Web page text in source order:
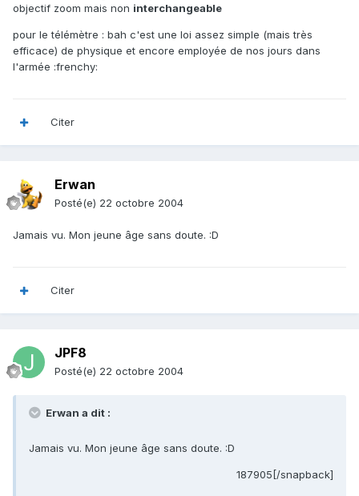
objectif zoom mais non interchangeable
pour le télémètre : bah c'est une loi assez simple (mais très
efficace) de physique et encore employée de nos jours dans
l'armée :frenchy:
Citer
Erwan
Posté(e) 22 octobre 2004
Jamais vu. Mon jeune âge sans doute. :D
Citer
JPF8
Posté(e) 22 octobre 2004
Erwan a dit :
Jamais vu. Mon jeune âge sans doute. :D
187905[/snapback]